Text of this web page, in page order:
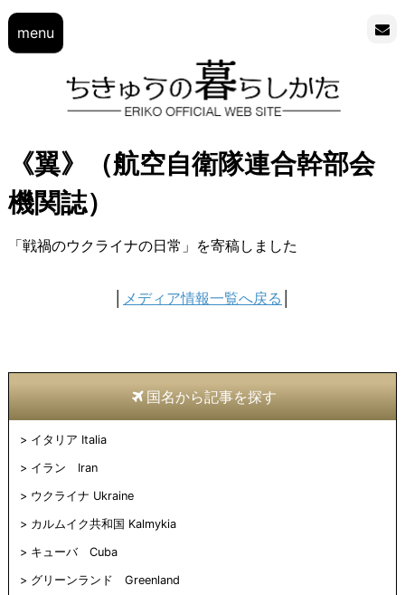
menu
《翼》（航空自衛隊連合幹部会
機関誌）
「戦禍のウクライナの日常」を寄稿しました
メディア情報一覧へ戻る
国名から記事を探す
イタリア Italia
イラン Iran
ウクライナ Ukraine
カルムイク共和国 Kalmykia
キューバ Cuba
グリーンランド Greenland